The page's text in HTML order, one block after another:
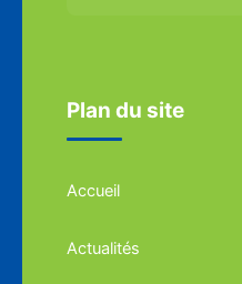
Plan du site
Accueil
Actualités